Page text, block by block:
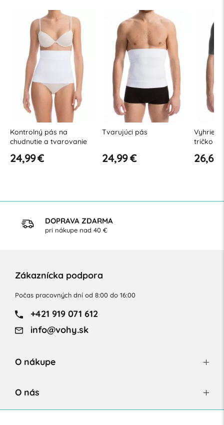
Kontrolný pás na
chudnutie a tvarovanie
24,99 €
Tvarujúci pás
24,99 €
tričko
26,60
DOPRAVA ZDARMA
pri nákupe nad 40 €
Zákaznícka podpora
Počas pracovných dní od 8:00 do 16:00
+421 919 071 612
info@vohy.sk
O nákupe
O nás